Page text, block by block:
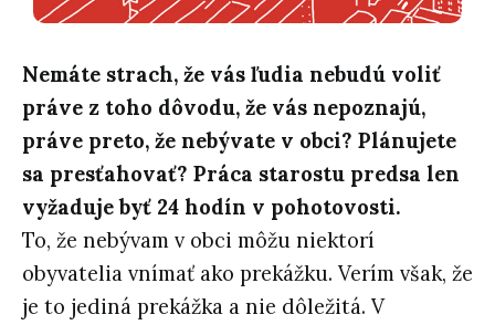
Nemáte strach, že vás ľudia nebudú voliť
práve z toho dôvodu, že vás nepoznajú,
práve preto, že nebývate v obci? Plánujete
sa presťahovať? Práca starostu predsa len
vyžaduje byť 24 hodín v pohotovosti.
To, že nebývam v obci môžu niektorí
obyvatelia vnímať ako prekážku. Verím však, že
je to jediná prekážka a nie dôležitá. V